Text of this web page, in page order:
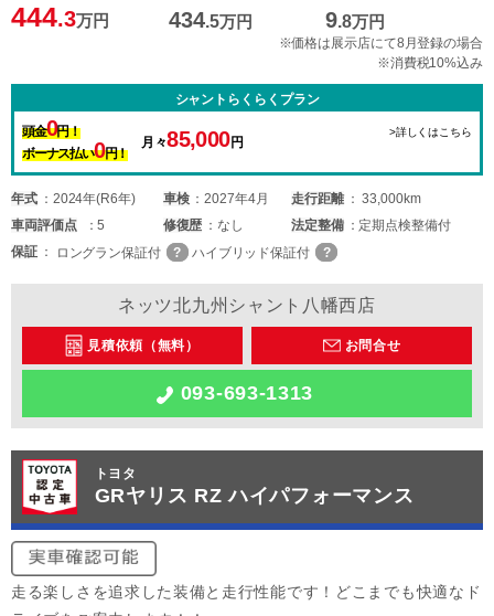
444.3万円 434.5万円 9.8万円
※価格は展示店にて8月登録の場合
※消費税10%込み
シャントらくらくプラン
頭金0円！
ボーナス払い0円！
月々85,000円
>詳しくはこちら
年式 2024年(R6年) 車検 2027年4月 走行距離
33,000km
車両評価点 5 修復歴 なし 法定整備
定期点検整備付
保証
ロングラン保証付 ハイブリッド保証付
ネッツ北九州シャント八幡西店
見積依頼（無料） お問合せ
093-693-1313
トヨタ
GRヤリス RZ ハイパフォーマンス
走る楽しさを追求した装備と走行性能です！どこまでも快適なド